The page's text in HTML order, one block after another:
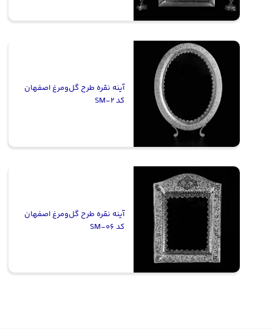
آینه نقره طرح گل‌ومرغ اصفهان
کد SM-2
آینه نقره طرح گل‌ومرغ اصفهان
کد SM-06